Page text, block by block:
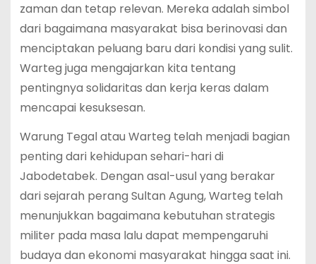
zaman dan tetap relevan. Mereka adalah simbol
dari bagaimana masyarakat bisa berinovasi dan
menciptakan peluang baru dari kondisi yang sulit.
Warteg juga mengajarkan kita tentang
pentingnya solidaritas dan kerja keras dalam
mencapai kesuksesan.
Warung Tegal atau Warteg telah menjadi bagian
penting dari kehidupan sehari-hari di
Jabodetabek. Dengan asal-usul yang berakar
dari sejarah perang Sultan Agung, Warteg telah
menunjukkan bagaimana kebutuhan strategis
militer pada masa lalu dapat mempengaruhi
budaya dan ekonomi masyarakat hingga saat ini.